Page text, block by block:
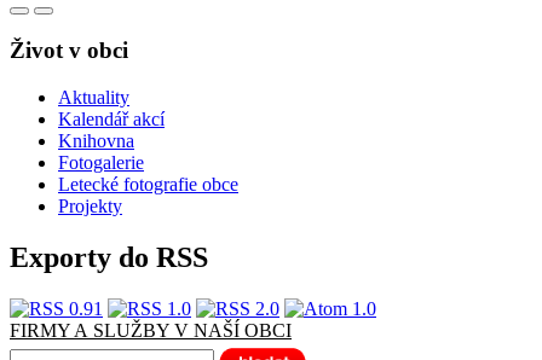
Život v obci
Aktuality
Kalendář akcí
Knihovna
Fotogalerie
Letecké fotografie obce
Projekty
Exporty do RSS
FIRMY A SLUŽBY V NAŠÍ OBCI